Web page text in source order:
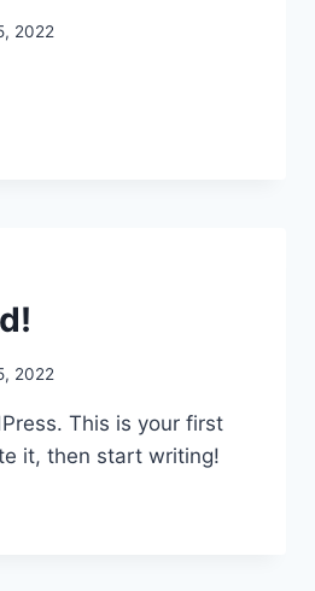
2022
2022
This is your first
it, then start writing!